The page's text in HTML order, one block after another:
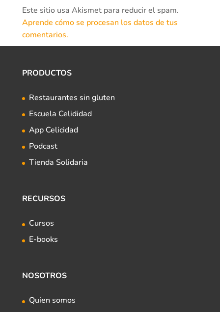
Este sitio usa Akismet para reducir el spam.
Aprende cómo se procesan los datos de tus
comentarios.
PRODUCTOS
Restaurantes sin gluten
Escuela Celididad
App Celicidad
Podcast
Tienda Solidaria
RECURSOS
Cursos
E-books
NOSOTROS
Quien somos